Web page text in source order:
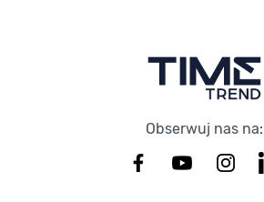
Obserwuj nas na: